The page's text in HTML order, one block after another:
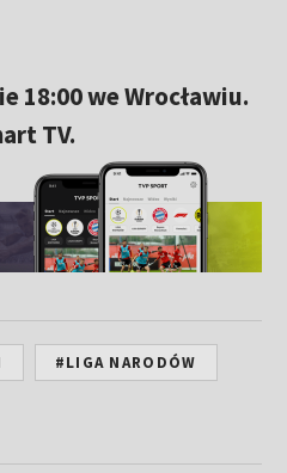
18:00 we Wrocławiu.
TV.
#LIGA NARODÓW